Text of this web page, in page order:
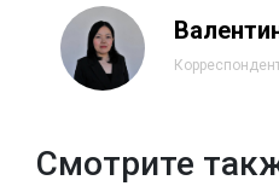
Смотрите